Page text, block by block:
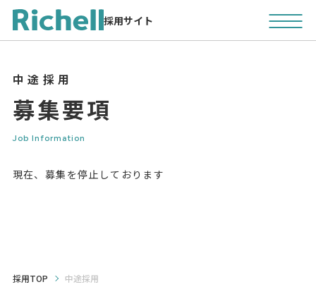
採用サイト
中途採用
募集要項
Job Information
現在、募集を停止しております
採用TOP 中途採用